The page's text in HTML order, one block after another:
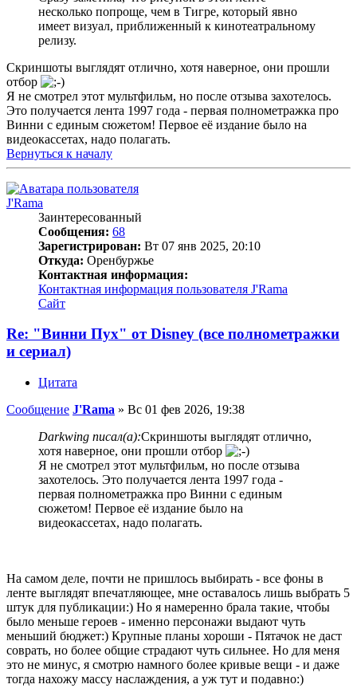
несколько попроще, чем в Тигре, который явно
имеет визуал, приближенный к кинотеатральному
релизу.
Скриншоты выглядят отлично, хотя наверное, они прошли
отбор
Я не смотрел этот мультфильм, но после отзыва захотелось.
Это получается лента 1997 года - первая полнометражка про
Винни с единым сюжетом! Первое её издание было на
видеокассетах, надо полагать.
Вернуться к началу
J'Rama
Заинтересованный
Сообщения: 68
Зарегистрирован: Вт 07 янв 2025, 20:10
Откуда: Оренбуржье
Контактная информация:
Контактная информация пользователя J'Rama
Сайт
Re: "Винни Пух" от Disney (все полнометражки
и сериал)
Цитата
Сообщение J'Rama » Вс 01 фев 2026, 19:38
Darkwing писал(а):Скриншоты выглядят отлично,
хотя наверное, они прошли отбор
Я не смотрел этот мультфильм, но после отзыва
захотелось. Это получается лента 1997 года -
первая полнометражка про Винни с единым
сюжетом! Первое её издание было на
видеокассетах, надо полагать.
На самом деле, почти не пришлось выбирать - все фоны в
ленте выглядят впечатляющее, мне оставалось лишь выбрать 5
штук для публикации:) Но я намеренно брала такие, чтобы
было меньше героев - именно персонажи выдают чуть
меньший бюджет:) Крупные планы хороши - Пятачок не даст
соврать, но более общие страдают чуть сильнее. Но для меня
это не минус, я смотрю намного более кривые вещи - и даже
тогда нахожу массу наслаждения, а уж тут и подавно:)